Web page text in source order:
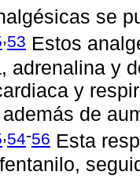
se
,53 Estos
adrenalina y
y
además de
,54-56 Esta